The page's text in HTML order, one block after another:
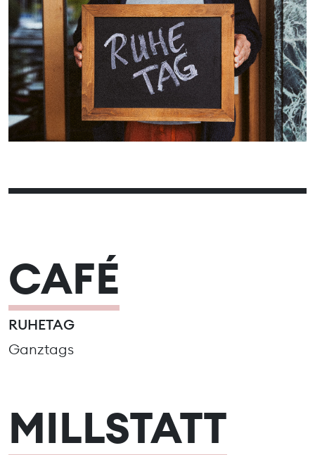
06
07 08 09 10 11
12
13
14 15 16 17 18
19
20
21 22 23 24 25
26
27
28 29 30 31
CAFÉ
RUHETAG
Ganztags
MILLSTATT